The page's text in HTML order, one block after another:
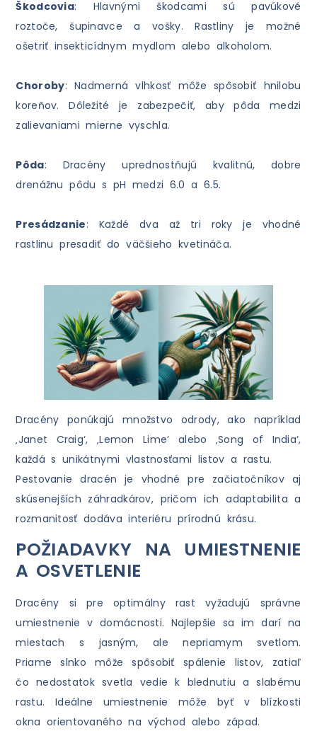
Škodcovia: Hlavnými škodcami sú pavúkové
roztoče, šupinavce a vošky. Rastliny je možné
ošetriť insekticídnym mydlom alebo alkoholom.
Choroby: Nadmerná vlhkosť môže spôsobiť hnilobu
koreňov. Dôležité je zabezpečiť, aby pôda medzi
zalievaniami mierne vyschla.
Pôda: Dracény uprednostňujú kvalitnú, dobre
drenážnu pôdu s pH medzi 6.0 a 6.5.
Presádzanie: Každé dva až tri roky je vhodné
rastlinu presadiť do väčšieho kvetináča.
Dracény ponúkajú množstvo odrody, ako napríklad
‚Janet Craig‘, ‚Lemon Lime‘ alebo ‚Song of India‘,
každá s unikátnymi vlastnosťami listov a rastu.
Pestovanie dracén je vhodné pre začiatočníkov aj
skúsenejších záhradkárov, pričom ich adaptabilita a
rozmanitosť dodáva interiéru prírodnú krásu.
POŽIADAVKY NA UMIESTNENIE
A OSVETLENIE
Dracény si pre optimálny rast vyžadujú správne
umiestnenie v domácnosti. Najlepšie sa im darí na
miestach s jasným, ale nepriamym svetlom.
Priame slnko môže spôsobiť spálenie listov, zatiaľ
čo nedostatok svetla vedie k blednutiu a slabému
rastu. Ideálne umiestnenie môže byť v blízkosti
okna orientovaného na východ alebo západ.